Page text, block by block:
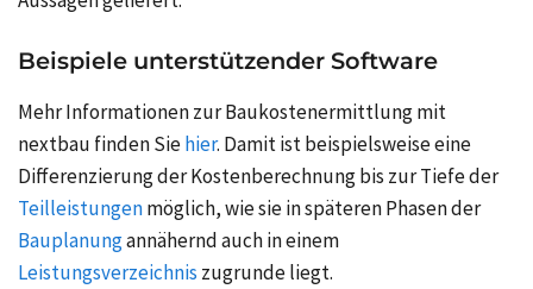
Beispiele unterstützender Software
Mehr Informationen zur Baukostenermittlung mit
nextbau finden Siehier. Damit ist beispielsweise eine
Differenzierung der Kostenberechnung bis zur Tiefe der
Teilleistungenmöglich, wie sie in späteren Phasen der
Bauplanungannähernd auch in einem
Leistungsverzeichnis zugrunde liegt.